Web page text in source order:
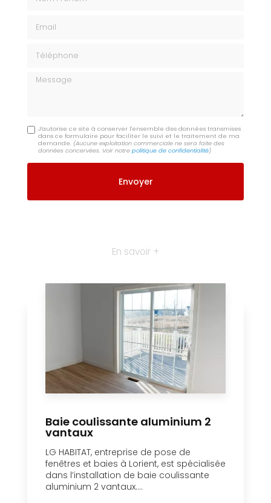
Message
J'autorise ce site à conserver l'ensemble des données transmises
dans ce formulaire pour faciliter le suivi et le traitement de ma
demande. (Aucune exploitation commerciale ne sera faite des
données concervées. Voir notrepolitique de confidentialité)
En savoir +
Baie coulissante aluminium 2
vantaux
LG HABITAT, entreprise de pose de
fenêtres et baies à Lorient, est spécialisée
dans l’installation de baie coulissante
aluminium 2 vantaux....